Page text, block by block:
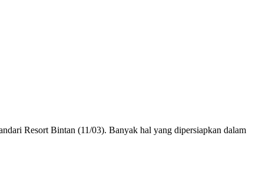
Resort Bintan (11/03). Banyak hal yang dipersiapkan dalam